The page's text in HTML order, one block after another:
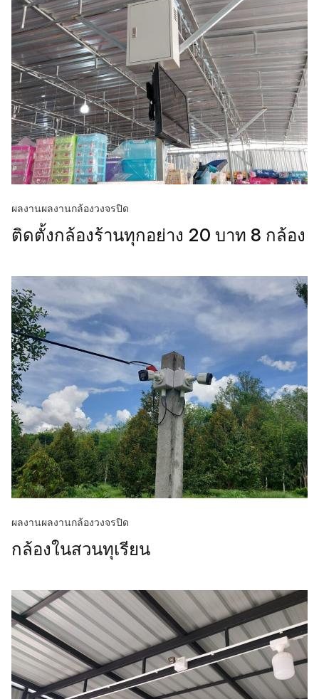
ผลงานผลงานกล้องวงจรปิด
ติดตั้งกล้องร้านทุกอย่าง 20 บาท 8 กล้อง
ผลงานผลงานกล้องวงจรปิด
กล้องในสวนทุเรียน